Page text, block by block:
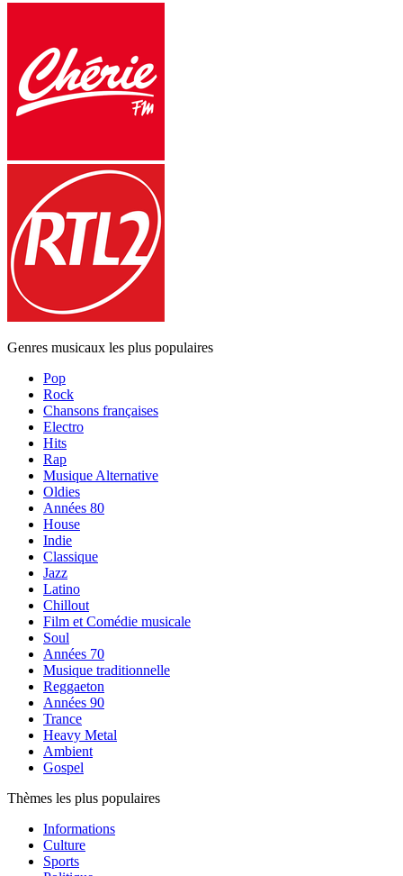
Genres musicaux les plus populaires
Pop
Rock
Chansons françaises
Electro
Hits
Rap
Musique Alternative
Oldies
Années 80
House
Indie
Classique
Jazz
Latino
Chillout
Film et Comédie musicale
Soul
Années 70
Musique traditionnelle
Reggaeton
Années 90
Trance
Heavy Metal
Ambient
Gospel
Thèmes les plus populaires
Informations
Culture
Sports